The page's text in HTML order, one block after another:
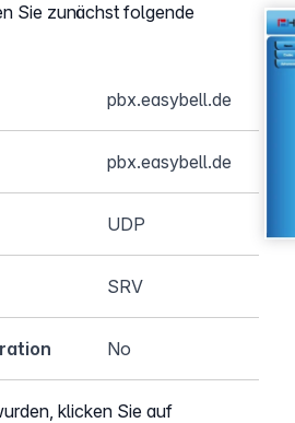
Sie zunächst folgende
pbx.easybell.de
pbx.easybell.de
UDP
SRV
No
klicken Sie auf